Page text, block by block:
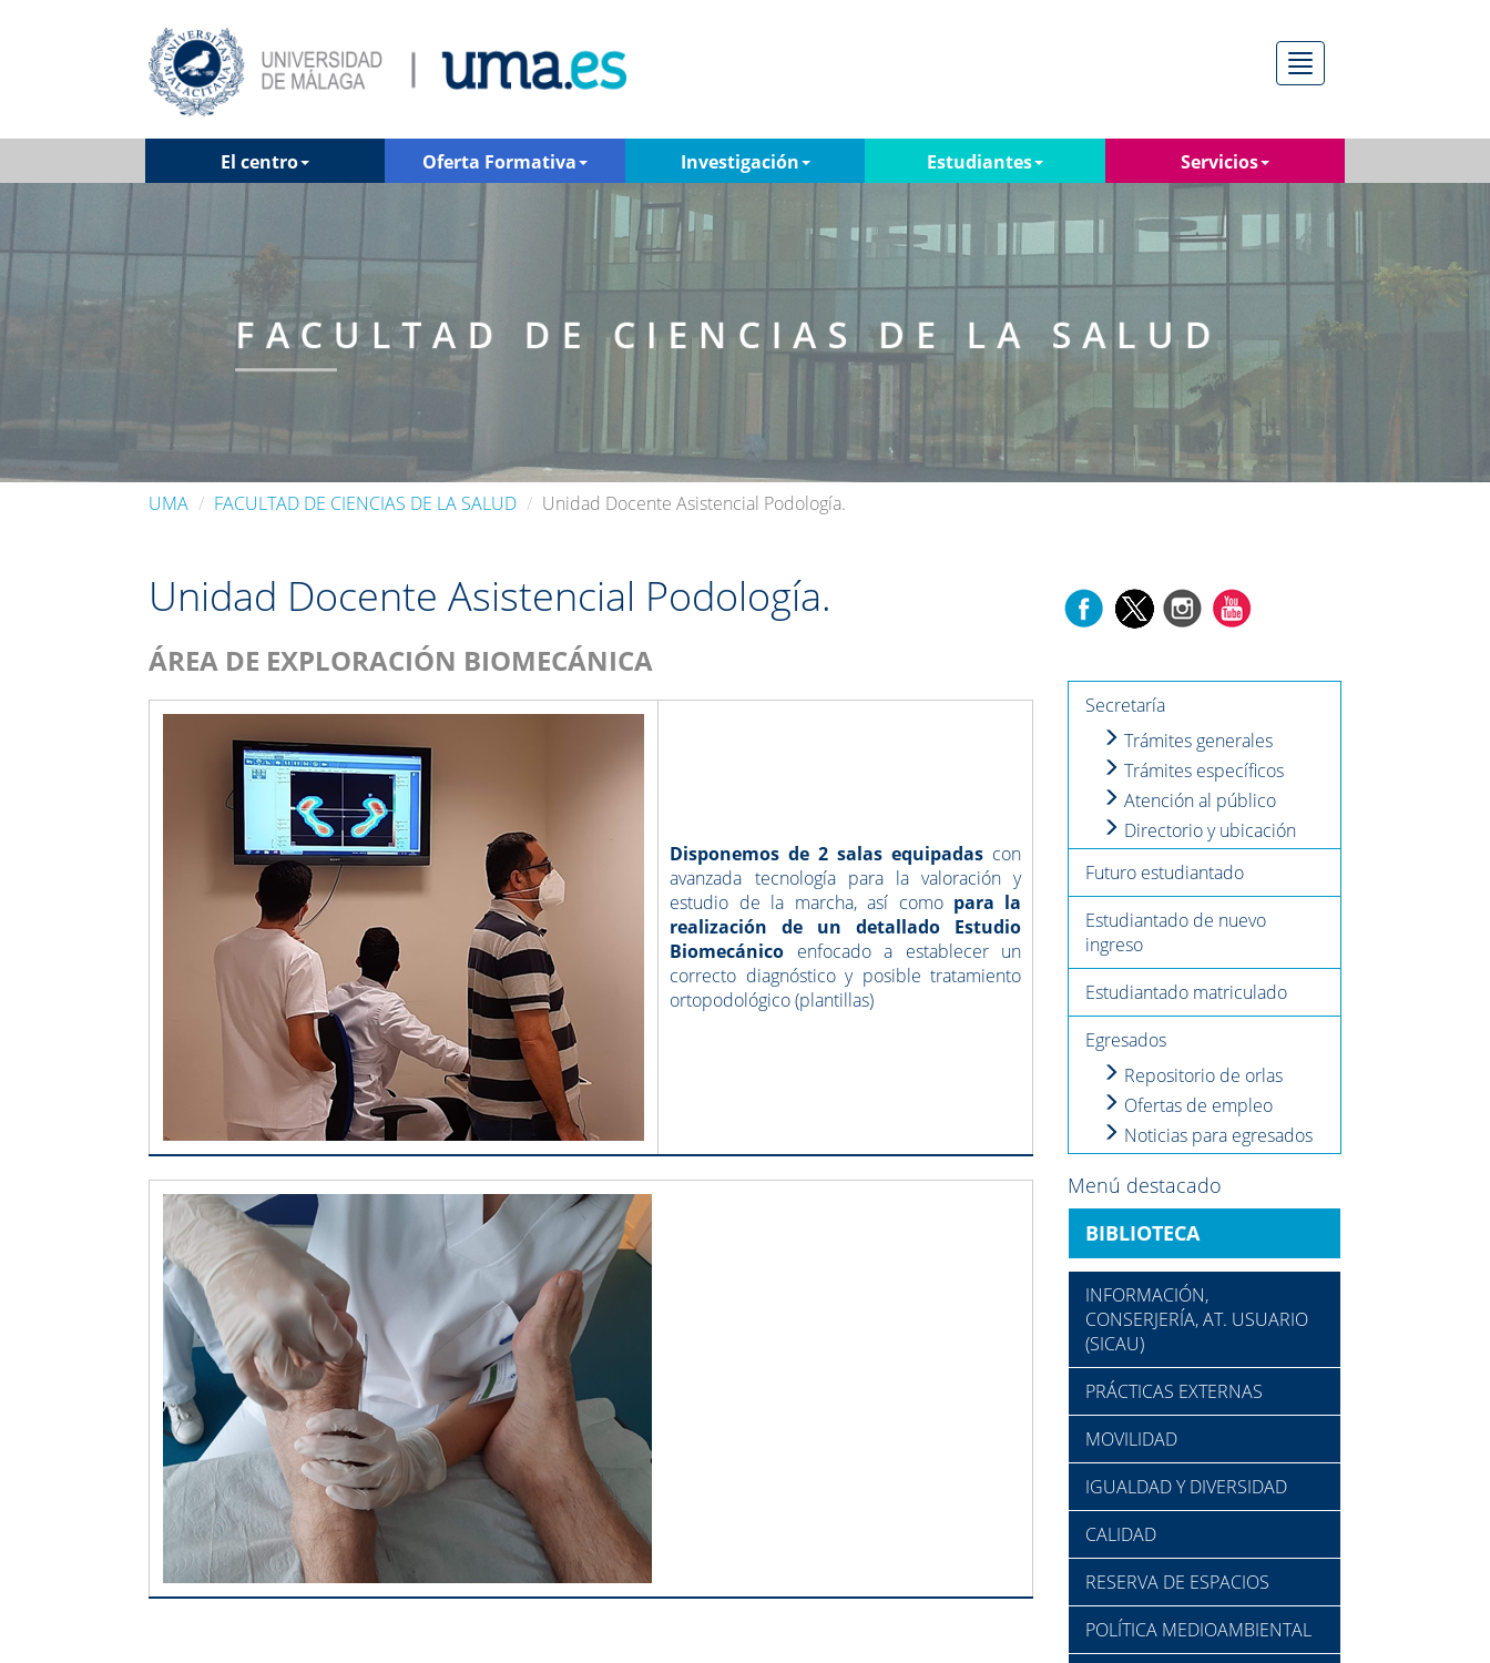
Menú
El centro Oferta Formativa Investigación Estudiantes Servicios
UMA FACULTAD DE CIENCIAS DE LA SALUD Unidad Docente Asistencial Podología.
Unidad Docente Asistencial Podología.
ÁREA DE EXPLORACIÓN BIOMECÁNICA
Disponemos de 2 salas equipadas con
avanzada tecnología para la valoración y
estudio de la marcha, así como para la
realización de un detallado Estudio
Biomecánico enfocado a establecer un
correcto diagnóstico y posible tratamiento
ortopodológico (plantillas)
Secretaría
Trámites generales
Trámites específicos
Atención al público
Directorio y ubicación
Futuro estudiantado
Estudiantado de nuevo
ingreso
Estudiantado matriculado
Egresados
Repositorio de orlas
Ofertas de empleo
Noticias para egresados
Menú destacado
BIBLIOTECA
INFORMACIÓN,
CONSERJERÍA, AT. USUARIO
(SICAU)
PRÁCTICAS EXTERNAS
MOVILIDAD
IGUALDAD Y DIVERSIDAD
CALIDAD
RESERVA DE ESPACIOS
POLÍTICA MEDIOAMBIENTAL